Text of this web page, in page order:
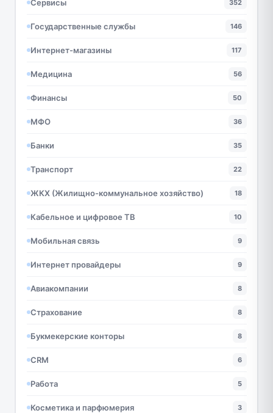
Сервисы 352
Государственные службы 146
Интернет-магазины 117
Медицина 56
Финансы 50
МФО 36
Банки 35
Транспорт 22
ЖКХ (Жилищно-коммунальное хозяйство) 18
Кабельное и цифровое ТВ 10
Мобильная связь 9
Интернет провайдеры 9
Авиакомпании 8
Страхование 8
Букмекерские конторы 8
CRM 6
Работа 5
Косметика и парфюмерия 3